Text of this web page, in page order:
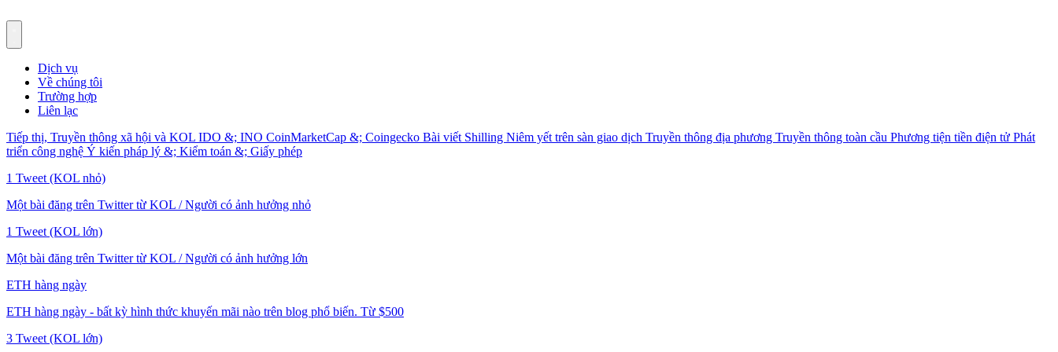
Dịch vụ
Về chúng tôi
Trường hợp
Liên lạc
Tiếp thị, Truyền thông xã hội và KOL IDO &; INO CoinMarketCap &; Coingecko Bài viết Shilling Niêm yết trên sàn giao dịch Truyền thông địa phương Truyền thông toàn cầu Phương tiện tiền điện tử Phát
triển công nghệ Ý kiến pháp lý &; Kiểm toán &; Giấy phép
1 Tweet (KOL nhỏ)
Một bài đăng trên Twitter từ KOL / Người có ảnh hưởng nhỏ
1 Tweet (KOL lớn)
Một bài đăng trên Twitter từ KOL / Người có ảnh hưởng lớn
ETH hàng ngày
ETH hàng ngày - bất kỳ hình thức khuyến mãi nào trên blog phổ biến. Từ $500
3 Tweet (KOL lớn)